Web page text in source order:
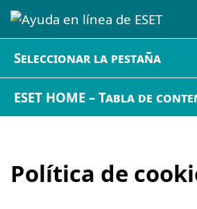
Seleccionar la pestaña
ESET HOME – Tabla de
Política de